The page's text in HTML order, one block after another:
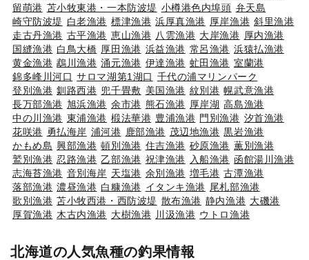
留萌港 苫小牧東港・一本防波堤 小樽港色内埠頭 弁天島
崎守防波堤 白老漁港 標津漁港 浜厚真漁港 厚岸漁港 斜里漁港
走古丹漁港 古平漁港 恵山漁港 八雲漁港 大岸漁港 厚内漁港
国縫漁港 白鳥大橋 厚田漁港 浜益漁港 常呂漁港 浜猿払漁港
黄金漁港 鵡川漁港 涌元漁港 伊達漁港 虻田漁港 室蘭港
錦多峰川河口 サロマ湖第1湖口 千代の浦マリンパーク
登別漁港 釧路西港 兜千畳敷 美国漁港 紋別港 幌武意漁港
長万部漁港 旭浜漁港 余市港 熊石漁港 厚岸湖 高島漁港
中の川漁港 東浦漁港 椴法華港 豊浦漁港 門別漁港 汐首漁港
花咲港 勇払海岸 浦河港 鹿部漁港 茂辺地漁港 黒岩漁港
かもめ島 興部漁港 頓別漁港 住吉漁港 砂原漁港 薫別漁港
鷲別漁港 忍路漁港 乙部漁港 祝津漁港 入船漁港 函館湯川漁港
志海苔漁港 音別海岸 天塩港 余別漁港 増毛港 古潭漁港
落部漁港 濃昼漁港 白糠漁港 イタンキ漁港 尾札部漁港
歌別漁港 苫小牧西港・西防波堤 散布漁港 静内漁港 大磯港
厚賀漁港 木古内漁港 大樹漁港 川汲漁港 ウトロ漁港
北海道の人気魚種の釣果情報